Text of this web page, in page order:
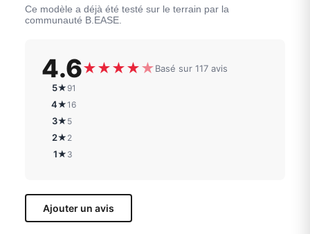
Ce modèle a déjà été testé sur le terrain par la
communauté B.EASE.
4.6★★★★★Basé sur 117 avis
5★ 91
4★16
3★ 5
2★ 2
1★ 3
Ajouter un avis